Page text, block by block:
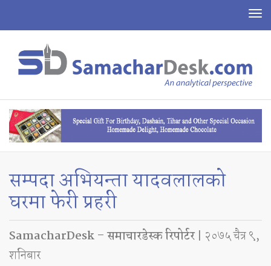
सम्पदा अभियन्ता यादवलालको
घरमा फेरी प्रहरी
SamacharDesk – समाचारडेस्क रिपोर्टर| २०७५ चैत्र ९,
शनिबार